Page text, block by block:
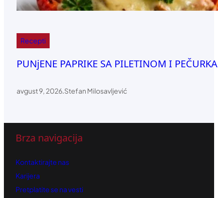
Recepti
PUNjENE PAPRIKE SA PILETINOM I
avgust 9, 2026.Stefan Milosavljević
Brza navigacija
Kontaktirajte nas
Karijera
Pretplatite se na vesti